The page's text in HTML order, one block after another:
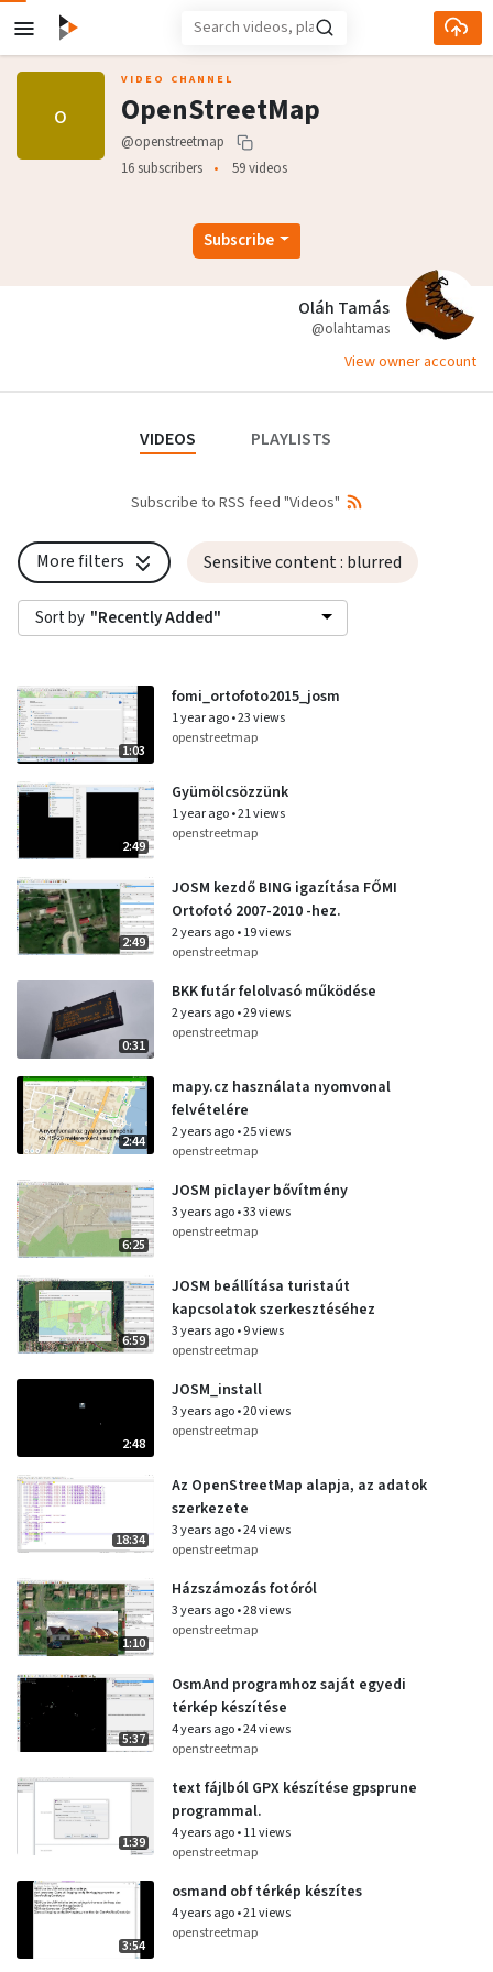
Skip to main content
o
VIDEO CHANNEL
OpenStreetMap
@openstreetmap
16 subscribers
59 videos
Subscribe
Oláh Tamás
@olahtamas
View owner account
VIDEOS PLAYLISTS
Subscribe to RSS feed "Videos"
More filters Sensitive content: blurred
Sort by "Recently Added"
1:03
fomi_ortofoto2015_josm
1 year ago•23 views
openstreetmap
2:49
Gyümölcsözzünk
1 year ago•21 views
openstreetmap
2:49
JOSM kezdő BING igazítása FŐMI
Ortofotó 2007-2010 -hez.
2 years ago•19 views
openstreetmap
0:31
BKK futár felolvasó működése
2 years ago•29 views
openstreetmap
2:44
mapy.cz használata nyomvonal
felvételére
2 years ago•25 views
openstreetmap
6:25
JOSM piclayer bővítmény
3 years ago•33 views
openstreetmap
6:59
JOSM beállítása turistaút
kapcsolatok szerkesztéséhez
3 years ago•9 views
openstreetmap
2:48
JOSM_install
3 years ago•20 views
openstreetmap
18:34
Az OpenStreetMap alapja, az adatok
szerkezete
3 years ago•24 views
openstreetmap
1:10
Házszámozás fotóról
3 years ago•28 views
openstreetmap
5:37
OsmAnd programhoz saját egyedi
térkép készítése
4 years ago•24 views
openstreetmap
1:39
text fájlból GPX készítése gpsprune
programmal.
4 years ago•11 views
openstreetmap
3:54
osmand obf térkép készítes
4 years ago•21 views
openstreetmap